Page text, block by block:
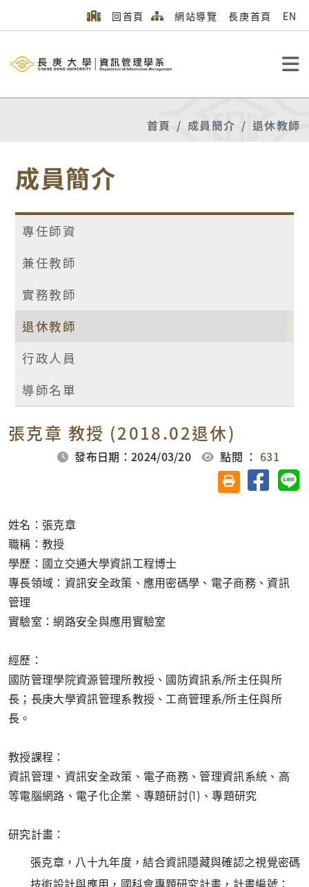
回首頁 網站導覽 長庚首頁 EN
首頁 成員簡介 退休教師
成員簡介
專任師資
兼任教師
實務教師
退休教師
行政人員
導師名單
張克章 教授 (2018.02退休)
發布日期：2024/03/20 點閱 ：631
友善列印(另開視
分享至
姓名：張克章
職稱：教授
學歷：國立交通大學資訊工程博士
專長領域：資訊安全政策、應用密碼學、電子商務、資訊
管理
實驗室：網路安全與應用實驗室
經歷：
國防管理學院資源管理所教授、國防資訊系/所主任與所
長；長庚大學資訊管理系教授、工商管理系/所主任與所
長。
教授課程：
資訊管理、資訊安全政策、電子商務、管理資訊系統、高
等電腦網路、電子化企業、專題研討(1)、專題研究
研究計畫：
張克章，八十九年度，結合資訊隱藏與確認之視覺密碼